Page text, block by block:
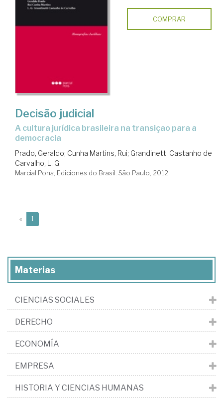
COMPRAR
Decisão judicial
a cultura jurídica brasileira na transiçao para a
democracia
Prado, Geraldo; Cunha Martins, Rui; Grandinetti Castanho de
Carvalho, L. G.
Marcial Pons, Ediciones do Brasil. São Paulo, 2012
« 1
Materias
CIENCIAS SOCIALES
DERECHO
ECONOMÍA
EMPRESA
HISTORIA Y CIENCIAS HUMANAS